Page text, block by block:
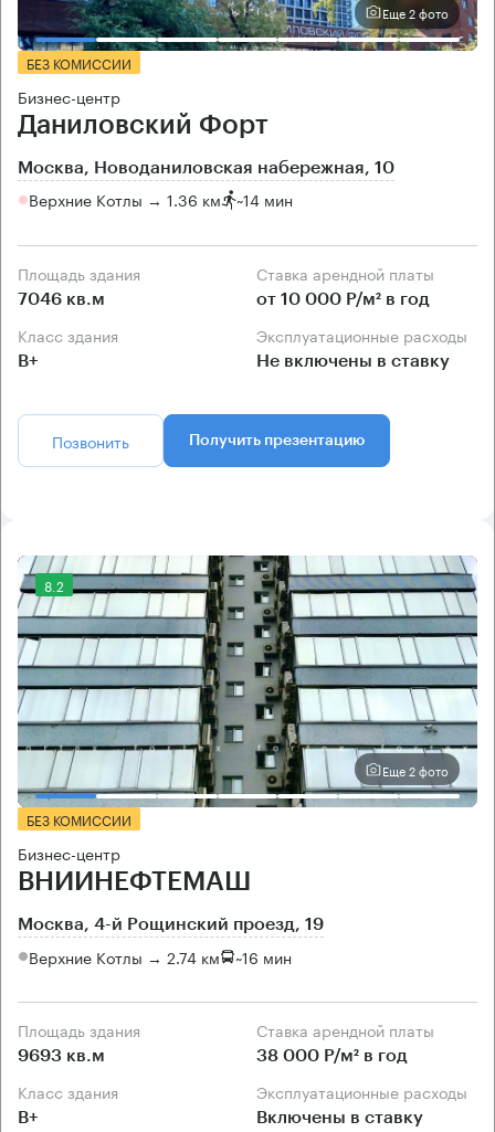
Еще 2 фото
БЕЗ КОМИССИИ
Бизнес-центр
Даниловский Форт
Москва, Новоданиловская набережная, 10
Верхние Котлы → 1.36 км ~14 мин
Площадь здания
7046 кв.м
Ставка арендной платы
от 10 000 Р/м² в год
Класс здания
B+
Эксплуатационные расходы
Не включены в ставку
Позвонить Получить презентацию
8.2
Еще 2 фото
БЕЗ КОМИССИИ
Бизнес-центр
ВНИИНЕФТЕМАШ
Москва, 4-й Рощинский проезд, 19
Верхние Котлы → 2.74 км ~16 мин
Площадь здания
9693 кв.м
Ставка арендной платы
38 000 Р/м² в год
Класс здания
B+
Эксплуатационные расходы
Включены в ставку